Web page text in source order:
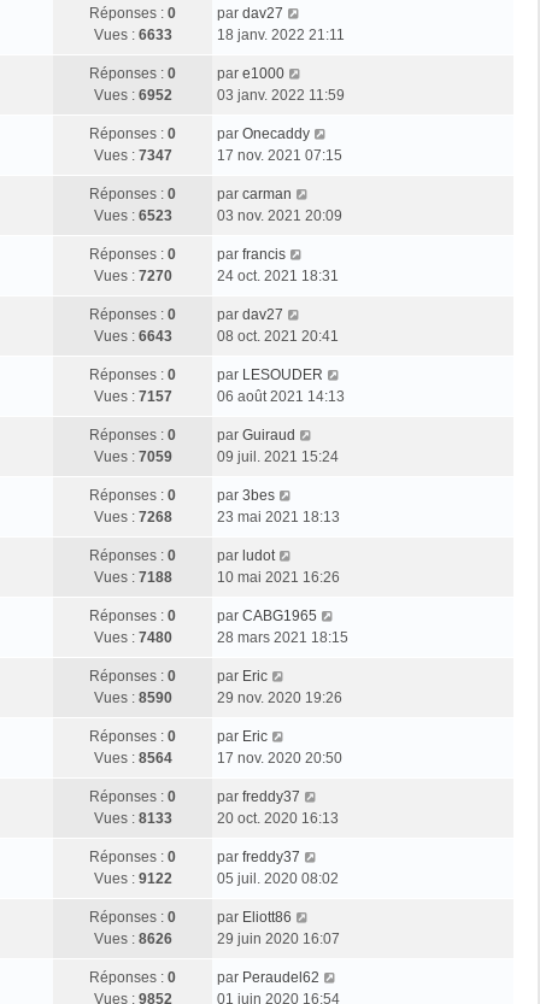
a
gs
a
g
r
m
s
a
g
n
i
r
m
s
a
g
Réponses : 0
Vues : 6633
D
e
n
i
r
m
s
a
g
par dav27
18 janv. 2022 21:11
Réponses : 0
Vues : 6952
D
e
n
i
r
m
s
a
g
par e1000
03 janv. 2022 11:59
Réponses : 0
Vues : 7347
D
e
n
i
r
m
s
a
g
par Onecaddy
17 nov. 2021 07:15
Réponses : 0
Vues : 6523
D
e
n
i
r
m
s
a
g
par carman
03 nov. 2021 20:09
Réponses : 0
Vues : 7270
D
e
n
i
r
m
s
a
g
par francis
24 oct. 2021 18:31
Réponses : 0
Vues : 6643
D
e
n
i
r
m
s
a
g
par dav27
08 oct. 2021 20:41
Réponses : 0
Vues : 7157
D
e
n
i
r
m
s
a
g
par LESOUDER
06 août 2021 14:13
Réponses : 0
Vues : 7059
D
e
n
i
r
m
s
a
g
par Guiraud
09 juil. 2021 15:24
Réponses : 0
Vues : 7268
D
e
n
i
r
m
s
a
g
par 3bes
23 mai 2021 18:13
Réponses : 0
Vues : 7188
D
e
n
i
r
m
s
a
g
par ludot
10 mai 2021 16:26
Réponses : 0
Vues : 7480
D
e
n
i
r
m
s
a
g
par CABG1965
28 mars 2021 18:15
Réponses : 0
Vues : 8590
D
e
n
i
r
m
s
a
g
par Eric
29 nov. 2020 19:26
Réponses : 0
Vues : 8564
D
e
n
i
r
m
s
a
g
par Eric
17 nov. 2020 20:50
Réponses : 0
Vues : 8133
D
e
n
i
r
m
s
par freddy37
20 oct. 2020 16:13
Réponses : 0
Vues : 9122
D
e
n
i
r
par freddy37
05 juil. 2020 08:02
Réponses : 0
Vues : 8626
D
e
n
par Eliott86
29 juin 2020 16:07
Réponses : 0
Vues : 9852
D
e
par Peraudel62
01 juin 2020 16:54